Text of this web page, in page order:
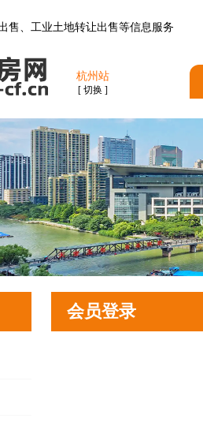
售、工业土地转让出售等信息服务
杭州站
[ 切换 ]
会员登录